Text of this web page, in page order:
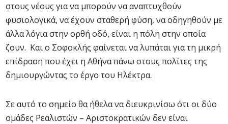
στους νέους για να μπορούν να αναπτυχθούν
φυσιολογικά, να έχουν σταθερή φύση, να οδηγηθούν με
άλλα λόγια στην ορθή οδό, είναι η πόλη στην οποία
ζουν. Και ο Σοφοκλής φαίνεται να λυπάται για τη μικρή
επίδραση που έχει η Αθήνα πάνω στους πολίτες της
δημιουργώντας το έργο του Ηλέκτρα.
Σε αυτό το σημείο θα ήθελα να διευκρινίσω ότι οι δύο
ομάδες Ρεαλιστών – Αριστοκρατικών δεν είναι